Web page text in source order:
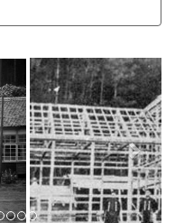
n
e
x
t